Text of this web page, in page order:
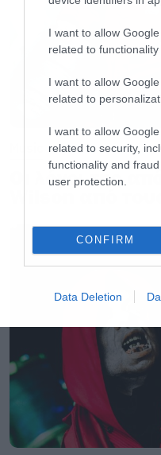
I want to allow
related to
I want to allow
related to
I want to allow
related to security,
functionality and
user protection.
CONFIRM
Data Deletion
Οι λόγοι της